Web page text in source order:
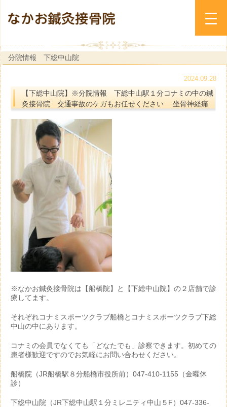
分院情報 下総中山院
2024.09.28
【下総中山院】※分院情報 下総中山駅１分コナミの中の鍼
灸接骨院 交通事故のケガもお任せください 坐骨神経痛
※なかお鍼灸接骨院は【船橋院】と【下総中山院】の２店舗で診
療してます。
それぞれコナミスポーツクラブ船橋とコナミスポーツクラブ下総
中山の中にあります。
コナミの会員でなくても「どなたでも」診察できます。初めての
患者様歓迎ですのでお気軽にお問い合わせください。
船橋院（JR船橋駅８分船橋市役所前）047-410-1155（金曜休
診）
下総中山院（JR下総中山駅１分ミレニティ中山５F）047-336-